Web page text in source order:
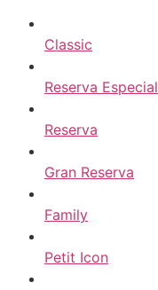
Classic
Reserva Especial
Reserva
Gran Reserva
Family
Petit Icon